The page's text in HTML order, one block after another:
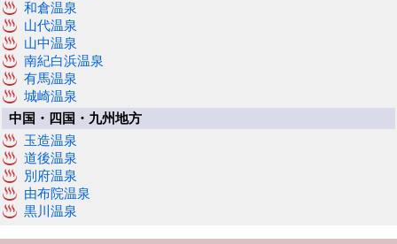
和倉温泉
山代温泉
山中温泉
南紀白浜温泉
有馬温泉
城崎温泉
中国・四国・九州地方
玉造温泉
道後温泉
別府温泉
由布院温泉
黒川温泉